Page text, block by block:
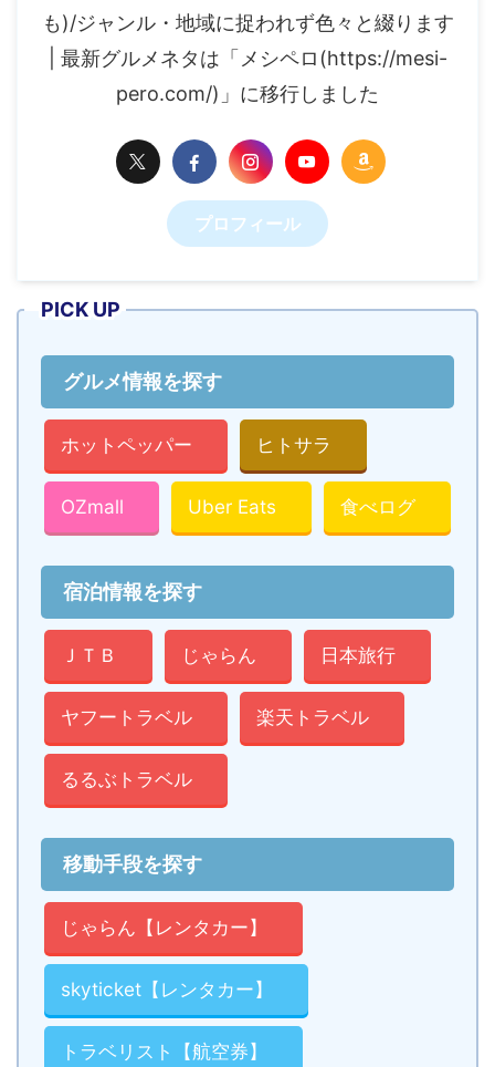
も)/ジャンル・地域に捉われず色々と綴ります
| 最新グルメネタは「メシペロ(https://mesi-
pero.com/)」に移行しました
プロフィール
PICK UP
グルメ情報を探す
ホットペッパー ヒトサラ
OZmall Uber Eats 食べログ
宿泊情報を探す
ＪＴＢ じゃらん 日本旅行
ヤフートラベル 楽天トラベル
るるぶトラベル
移動手段を探す
じゃらん【レンタカー】
skyticket【レンタカー】
トラベリスト【航空券】